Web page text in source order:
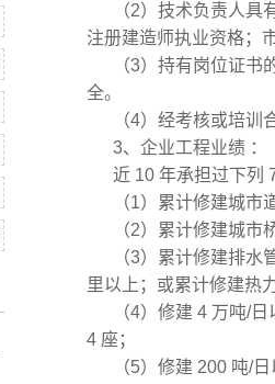
（2）技术负责人
注册建造师执业资格；
（3）持有岗位证
全。
（4）经考核或培训
3、企业工程业绩 ：
近 10 年承担过下列
（1）累计修建城市
（2）累计修建城市
（3）累计修建排
里以上；或累计修建热
（4）修建 4 万吨/
4 座；
（5）修建 200 吨/